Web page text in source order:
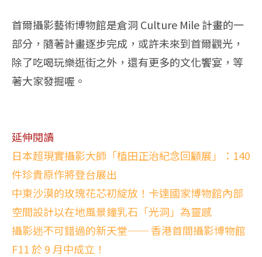
首爾攝影藝術博物館是倉洞 Culture Mile 計畫的一
部分，隨著計畫逐步完成，或許未來到首爾觀光，
除了吃喝玩樂逛街之外，還有更多的文化饗宴，等
著大家發掘喔。
延伸閱讀
日本超現實攝影大師「植田正治紀念回顧展」：140
件珍貴原作將登台展出
中東沙漠的玫瑰花芯初綻放！卡達國家博物館內部
空間設計以在地風景鐘乳石「光洞」為靈感
攝影迷不可錯過的新天堂── 香港首間攝影博物館
F11 於 9 月中成立！